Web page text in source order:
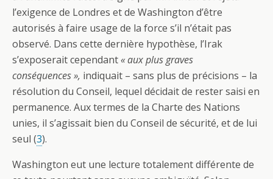
l’exigence de Londres et de Washington d’être
autorisés à faire usage de la force s’il n’était pas
observé. Dans cette dernière hypothèse, l’Irak
s’exposerait cependant« aux plus graves
conséquences », indiquait – sans plus de précisions – la
résolution du Conseil, lequel décidait de rester saisi en
permanence. Aux termes de la Charte des Nations
unies, il s’agissait bien du Conseil de sécurité, et de lui
seul (3).
Washington eut une lecture totalement différente de